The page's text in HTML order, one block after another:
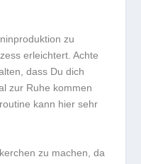
zu
erleichtert. Achte
dass Du dich
zur Ruhe kommen
kann hier sehr
zu machen, da